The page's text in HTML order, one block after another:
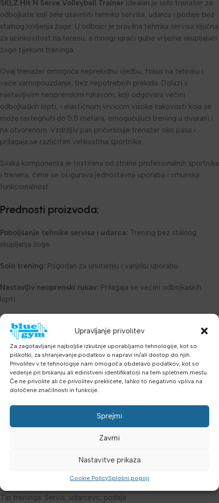
Upravljanje privolitev
Za zagotavljanje najboljše izkušnje uporabljamo tehnologije, kot so
piškotki, za shranjevanje podatkov o napravi in/ali dostop do njih.
Privolitev v te tehnologije nam omogoča obdelavo podatkov, kot so
vedenje pri brskanju ali edinstveni identifikatorji na tem spletnem mestu.
Če ne privolite ali če privolitev prekličete, lahko to negativno vpliva na
določene značilnosti in funkcije.
Sprejmi
Zavrni
Nastavitve prikaza
Cookie PolicySplošni pogoji
SKLZ Hit N Serve Volleyball Trainer idealan je solo trenažer za
odbojkaše koji žele usavršiti tehniku servisa, udarca i podaje bez
stalnog lovljenja žoge. U odbojci je pravilna tehnika servisa ključna
za učinkovitost na terenu, a mnogi igrači gube vrijeme skupljajući
žoge tijekom treninga.
Ovaj trenažer omogoča neprekidnu vježbu, fokus na tehniku i
veće samopouzdanje, bez nepotrebnih prekida. Dolazi s
nastavljivim neoprenskim rukavom, koji odgovara većini
odbojkaških lopti, i elastičnom vrvicom visoke kakovosti koja se
može rastegnuti do 5,5 metara, omogućujući trening u dvorani i
na otvorenom. Vzdržljiv pas pričvršćuje trenažer oko pasa i
prilagaja se različitim velikostma športnika.
Svaka komponenta je testirana od strane profesionalnih športnika
i trenera, čime se osigurava jednostavna uporaba i vrhunska
funkcionalnost.
Prednosti proizvoda:
Poboljšanje tehnike servisa i udarca: Trening bez stalnog
skupljanja žoge.
Solo trening: Pogodan za unutarnju i vanjsku uporabu.
Nastavljiv neoprenski rukav: Prilagaja se većini odbojkaških
lopti.
Elastična vrvica:
vježbu.
Vzdržljiv pas:Prilagodljiv različitim velikostma i stabilan tijekom
treninga.
Tehničke specifikacije:
Dimenzije: 16 cm (širina) × 15 cm (višina) × 229 cm (duljina)
Razina vještine: Početnik
Tip treninga: Servis, udarcevc, podaja